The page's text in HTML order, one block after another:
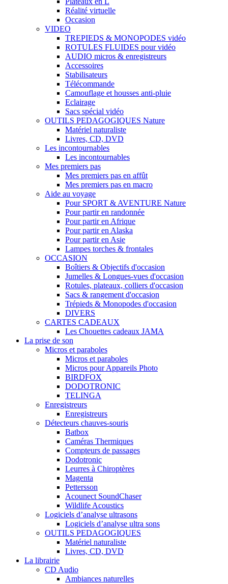
Réalité virtuelle
Occasion
VIDEO
TREPIEDS & MONOPODES vidéo
ROTULES FLUIDES pour vidéo
AUDIO micros & enregistreurs
Accessoires
Stabilisateurs
Télécommande
Camouflage et housses anti-pluie
Eclairage
Sacs spécial vidéo
OUTILS PEDAGOGIQUES Nature
Matériel naturaliste
Livres, CD, DVD
Les incontournables
Les incontournables
Mes premiers pas
Mes premiers pas en affût
Mes premiers pas en macro
Aide au voyage
Pour SPORT & AVENTURE Nature
Pour partir en randonnée
Pour partir en Afrique
Pour partir en Alaska
Pour partir en Asie
Lampes torches & frontales
OCCASION
Boîtiers & Objectifs d'occasion
Jumelles & Longues-vues d'occasion
Rotules, plateaux, colliers d'occasion
Sacs & rangement d'occasion
Trépieds & Monopodes d'occasion
DIVERS
CARTES CADEAUX
Les Chouettes cadeaux JAMA
La prise de son
Micros et paraboles
Micros et paraboles
Micros pour Appareils Photo
BIRDFOX
DODOTRONIC
TELINGA
Enregistreurs
Enregistreurs
Détecteurs chauves-souris
Batbox
Caméras Thermiques
Compteurs de passages
Dodotronic
Leurres à Chiroptères
Magenta
Pettersson
Acounect SoundChaser
Wildlife Acoustics
Logiciels d’analyse ultrasons
Logiciels d’analyse ultra sons
OUTILS PEDAGOGIQUES
Matériel naturaliste
Livres, CD, DVD
La librairie
CD Audio
Ambiances naturelles